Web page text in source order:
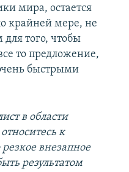
мира, остается
крайней мере, не
того, чтобы
то предложение,
быстрыми
в области
к
внезапное
результатом